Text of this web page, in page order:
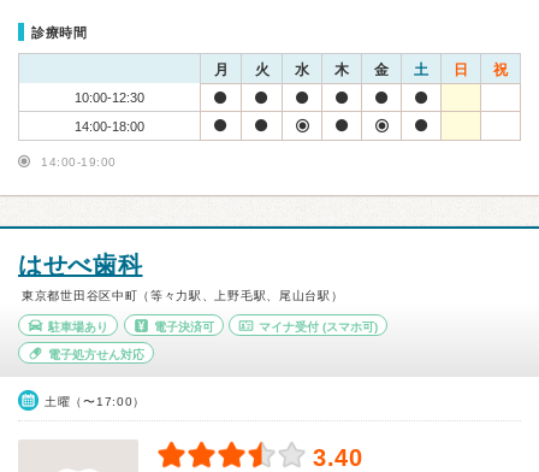
診療時間
月 火 水 木 金 土 日 祝
10:00-12:30
14:00-18:00
14:00-19:00
はせべ歯科
東京都世田谷区中町（等々力駅、上野毛駅、尾山台駅）
駐車場あり 電子決済可 マイナ受付 (スマホ可)
電子処方せん対応
土曜（〜17:00）
3.40